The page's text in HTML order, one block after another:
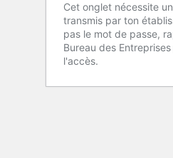
Cet onglet nécessite
transmis par ton
pas le mot de passe,
Bureau des
l'accès.